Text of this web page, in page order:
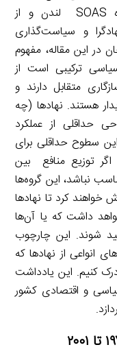
مشتاق خان استاد اقتصاد در دانشگاه SOAS لندن و از
و سیاست‌گذاری
این مقاله، مفهوم
ترکیبی است از
متقابل دارند و
هستند. نهادها (چه
حداقلی از عملکرد
سطوح حداقلی برای
توزیع منافع بین
نباشد، این گروه‌ها
کرد تا نهادها
داشت که یا آن‌ها
شوند. این چارچوب
انواعی از نهادها که
کنیم. این یادداشت
و اقتصادی کشور